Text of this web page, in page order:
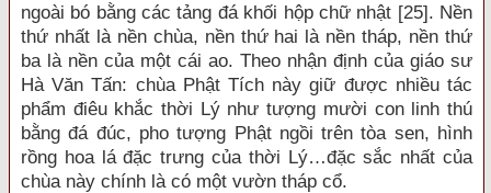
ngoài bó bằng các tảng đá khối hộp chữ nhật [25]. Nền
thứ nhất là nền chùa, nền thứ hai là nền tháp, nền thứ
ba là nền của một cái ao. Theo nhận định của giáo sư
Hà Văn Tấn: chùa Phật Tích này giữ được nhiều tác
phẩm điêu khắc thời Lý như tượng mười con linh thú
bằng đá đúc, pho tượng Phật ngồi trên tòa sen, hình
rồng hoa lá đặc trưng của thời Lý…đặc sắc nhất của
chùa này chính là có một vườn tháp cổ.